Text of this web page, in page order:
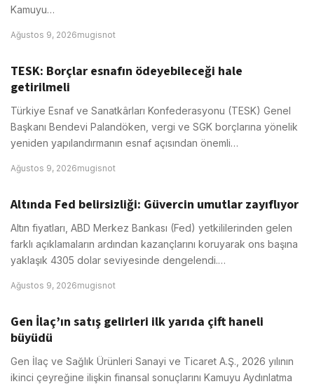
Kamuyu…
Ağustos 9, 2026mugisnot
TESK: Borçlar esnafın ödeyebileceği hale
getirilmeli
Türkiye Esnaf ve Sanatkârları Konfederasyonu (TESK) Genel
Başkanı Bendevi Palandöken, vergi ve SGK borçlarına yönelik
yeniden yapılandırmanın esnaf açısından önemli…
Ağustos 9, 2026mugisnot
Altında Fed belirsizliği: Güvercin umutlar zayıflıyor
Altın fiyatları, ABD Merkez Bankası (Fed) yetkililerinden gelen
farklı açıklamaların ardından kazançlarını koruyarak ons başına
yaklaşık 4305 dolar seviyesinde dengelendi.…
Ağustos 9, 2026mugisnot
Gen İlaç’ın satış gelirleri ilk yarıda çift haneli
büyüdü
Gen İlaç ve Sağlık Ürünleri Sanayi ve Ticaret A.Ş., 2026 yılının
ikinci çeyreğine ilişkin finansal sonuçlarını Kamuyu Aydınlatma